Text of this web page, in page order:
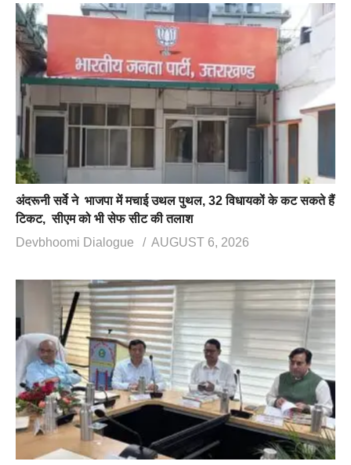
अंदरूनी सर्वे ने भाजपा में मचाई उथल पुथल, 32 विधायकों के कट सकते हैं
टिकट, सीएम को भी सेफ सीट की तलाश
Devbhoomi Dialogue
AUGUST 6, 2026